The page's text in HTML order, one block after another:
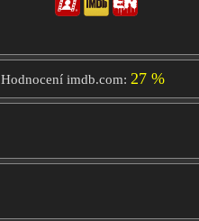
Hodnocení imdb.com: 27 %